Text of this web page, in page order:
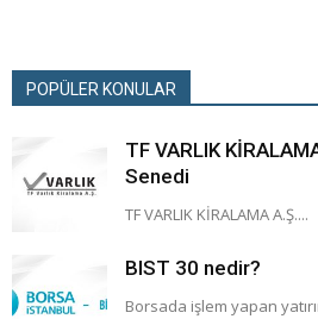
POPÜLER KONULAR
TF VARLIK
Senedi
TF VARLIK KİRALAMA A.Ş....
BIST 30 nedir?
Borsada işlem yapan